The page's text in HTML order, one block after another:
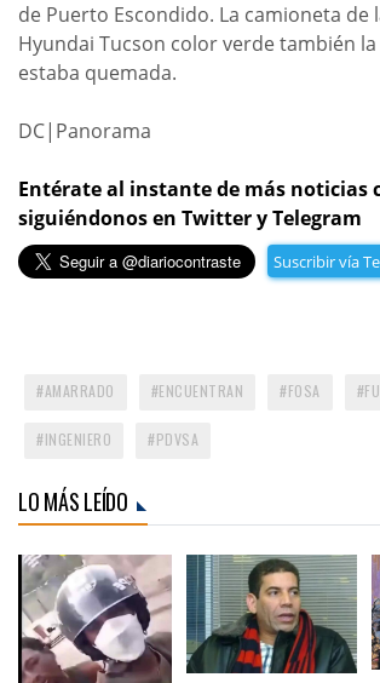
de Puerto Escondido. La camioneta de
Hyundai Tucson color verde también
estaba quemada.
DC|Panorama
Entérate al instante de más noticias
siguiéndonos en Twitter y Telegram
Suscribir vía
AMARRADO ENCUENTRAN FOSA
INGENIERO PDVSA
LO MÁS LEÍDO